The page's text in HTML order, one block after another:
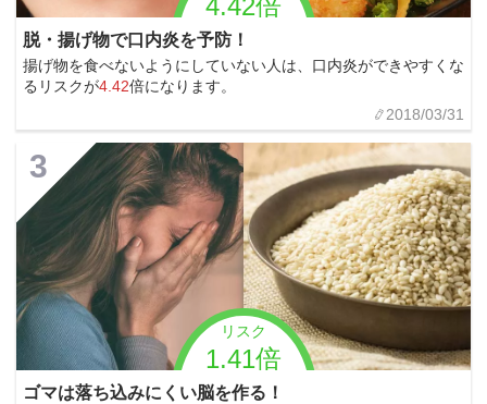
4.42倍
脱・揚げ物で口内炎を予防！
揚げ物を食べないようにしていない人は、口内炎ができやすくな
るリスクが4.42倍になります。
2018/03/31
リスク
1.41倍
3
ゴマは落ち込みにくい脳を作る！